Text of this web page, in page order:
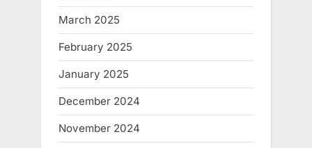
March 2025
February 2025
January 2025
December 2024
November 2024